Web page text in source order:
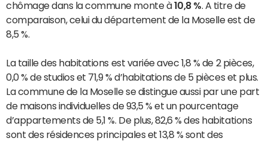
chômage dans la commune monte à10,8 % . A titre de
comparaison, celui du département de la Moselle est de
8,5 %.
La taille des habitations est variée avec 1,8 % de 2 pièces,
0,0 % de studios et 71,9 % d’habitations de 5 pièces et plus.
La commune de la Moselle se distingue aussi par une part
de maisons individuelles de 93,5 % et un pourcentage
d’appartements de 5,1 %. De plus, 82,6 % des habitations
sont des résidences principales et 13,8 % sont des